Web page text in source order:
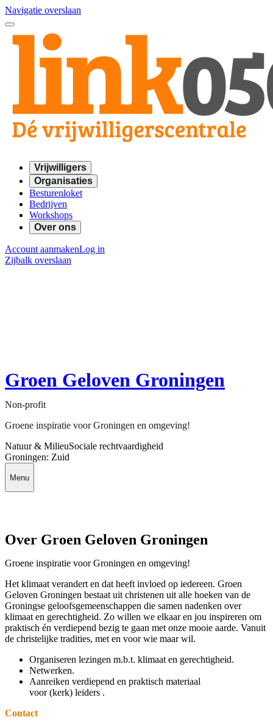
Navigatie overslaan
Vrijwilligers
Organisaties
Besturenloket
Bedrijven
Workshops
Over ons
Account aanmakenLog in
Zijbalk overslaan
Groen Geloven Groningen
Non-profit
Groene inspiratie voor Groningen en omgeving!
Natuur & MilieuSociale rechtvaardigheid
Groningen: Zuid
Menu
Over Groen Geloven Groningen
Groene inspiratie voor Groningen en omgeving!
Het klimaat verandert en dat heeft invloed op iedereen. Groen
Geloven Groningen bestaat uit christenen uit alle hoeken van de
Groningse geloofsgemeenschappen die samen nadenken over
klimaat en gerechtigheid. Zo willen we elkaar en jou inspireren om
praktisch én verdiepend bezig te gaan met onze mooie aarde. Vanuit
de christelijke tradities, met en voor wie maar wil.
Organiseren lezingen m.b.t. klimaat en gerechtigheid.
Netwerken.
Aanreiken verdiepend en praktisch materiaal
voor (kerk) leiders .
Contact